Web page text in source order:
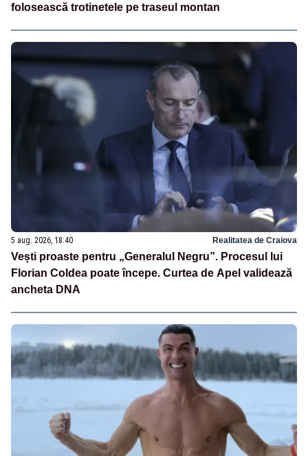
folosească trotinetele pe traseul montan
5 aug. 2026, 18:40 Realitatea de Craiova
Vești proaste pentru „Generalul Negru”. Procesul lui
Florian Coldea poate începe. Curtea de Apel validează
ancheta DNA